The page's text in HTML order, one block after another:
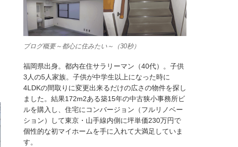
ブログ概要～都心に住みたい～（30秒）
福岡県出身。都内在住サラリーマン（40代）。子供
3人の5人家族。子供が中学生以上になった時に
4LDKの間取りに変更出来るだけの広さの物件を探し
ました。結果172m2ある築15年の中古狭小事務所ビ
ルを購入し、住宅にコンバージョン（フルリノベー
ション）して東京・山手線内側に坪単価230万円で
個性的な初マイホームを手に入れて大満足していま
す。